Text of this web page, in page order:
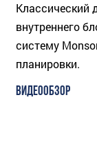
Классический
внутреннего
систему
планировки.
ВИДЕООБЗОР